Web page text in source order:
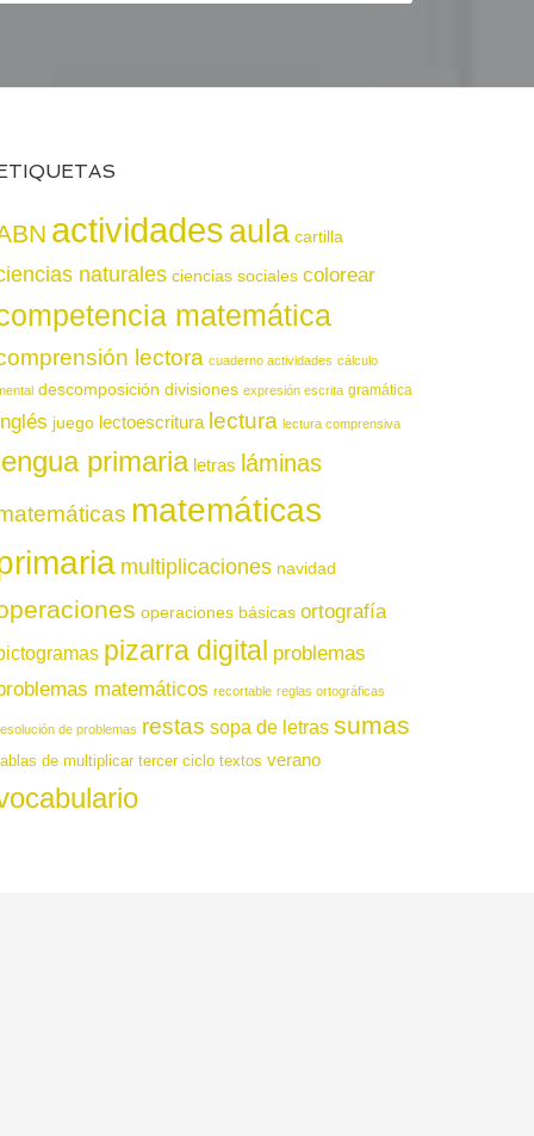
actividadesaula cartilla
naturales ciencias sociales colorear
matemática
lectora cuaderno actividades cálculo
descomposición divisiones expresión escrita gramática
juego lectoescritura lectura lectura comprensiva
primaria letras láminas
matemáticas
multiplicaciones navidad
operaciones básicas ortografía
pizarra digital problemas
matemáticos recortable reglas ortográficas
de problemas restas sopa de letras sumas
de multiplicar tercer ciclo textos verano